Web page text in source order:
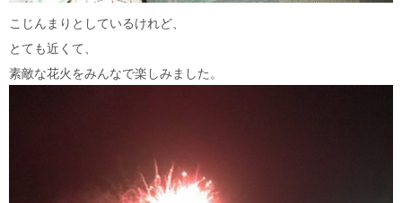
こじんまりとしているけれど、
とても近くて、
素敵な花火をみんなで楽しみました。